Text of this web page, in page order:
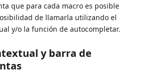
que para cada macro es posible
de llamarla utilizando el
y/o la función de autocompletar.
y barra de